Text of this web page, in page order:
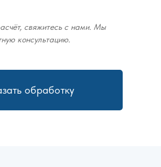
свяжитесь с нами. Мы
консультацию.
обработку